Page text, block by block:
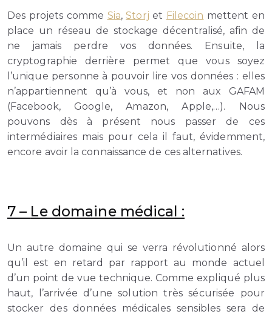
Des projets comme Sia,Storj et Filecoin mettent en
place un réseau de stockage décentralisé, afin de
ne jamais perdre vos données. Ensuite, la
cryptographie derrière permet que vous soyez
l’unique personne à pouvoir lire vos données : elles
n’appartiennent qu’à vous, et non aux GAFAM
(Facebook, Google, Amazon, Apple,…). Nous
pouvons dès à présent nous passer de ces
intermédiaires mais pour cela il faut, évidemment,
encore avoir la connaissance de ces alternatives.
7 – Le domaine médical :
Un autre domaine qui se verra révolutionné alors
qu’il est en retard par rapport au monde actuel
d’un point de vue technique. Comme expliqué plus
haut, l’arrivée d’une solution très sécurisée pour
stocker des données médicales sensibles sera de